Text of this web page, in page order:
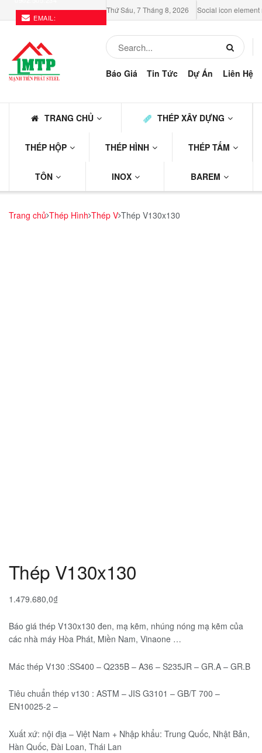
EMAIL:
Thứ Sáu, 7 Tháng 8, 2026 Social icon element
Báo Giá Tin Tức Dự Án Liên Hệ
TRANG CHỦ THÉP XÂY DỰNG
THÉP HỘP THÉP HÌNH THÉP TẤM
TÔN INOX BAREM
Trang chủ Thép Hình Thép V Thép V130x130
Thép V130x130
1.479.680,0₫
Báo giá thép V130x130 đen, mạ kẽm, nhúng nóng mạ kẽm của
các nhà máy Hòa Phát, Miền Nam, Vinaone …
Mác thép V130 :SS400 – Q235B – A36 – S235JR – GR.A – GR.B
Tiêu chuẩn thép v130 : ASTM – JIS G3101 – GB/T 700 –
EN10025-2 –
Xuất xứ: nội địa – Việt Nam + Nhập khẩu: Trung Quốc, Nhật Bản,
Hàn Quốc, Đài Loan, Thái Lan